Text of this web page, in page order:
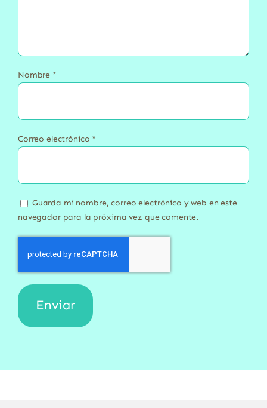
Nombre *
Correo electrónico *
Guarda mi nombre, correo electrónico y web en este
navegador para la próxima vez que comente.